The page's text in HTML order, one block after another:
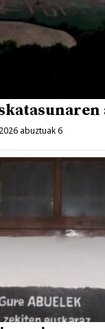
2026 abuztuak 6